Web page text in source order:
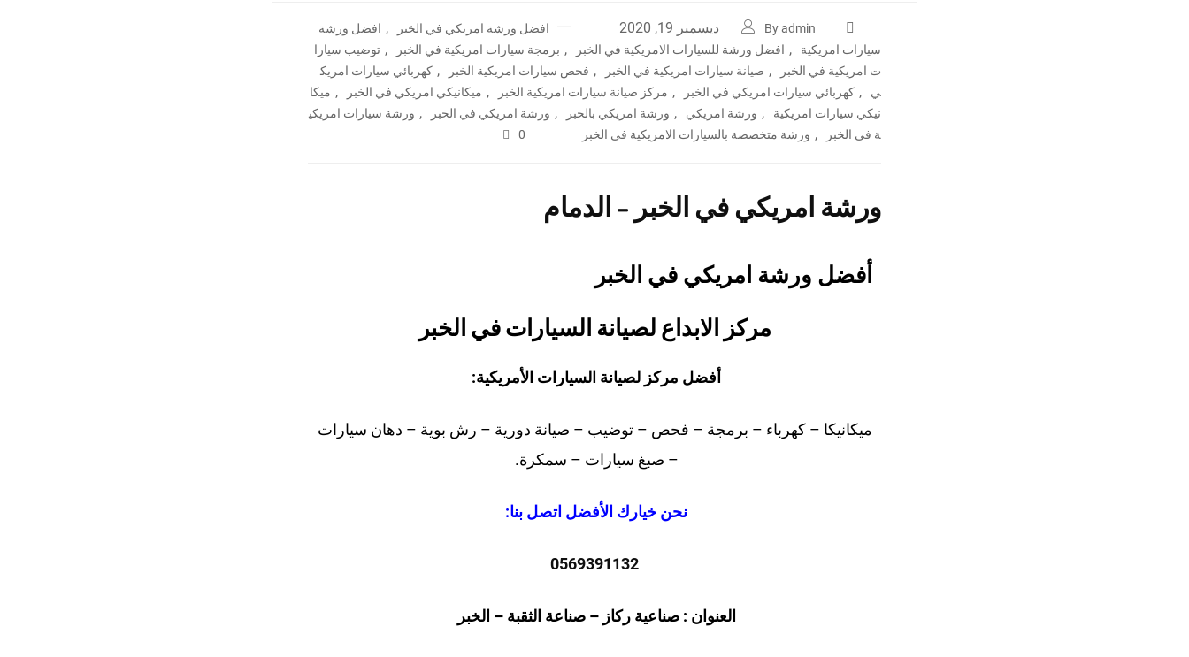
By admin ديسمبر 19, 2020 افضل ورشة امريكي في الخبر , افضل ورشة
سيارات امريكية
, افضل ورشة للسيارات الامريكية في الخبر , برمجة سيارات امريكية في الخبر , توضيب سيارا
ت امريكية في الخبر
, صيانة سيارات امريكية في الخبر , فحص سيارات امريكية الخبر , كهربائي سيارات امريك
ي
, كهربائي سيارات امريكي في الخبر , مركز صيانة سيارات امريكية الخبر , ميكانيكي امريكي في الخبر , ميكا
نيكي سيارات امريكية
, ورشة امريكي , ورشة امريكي بالخبر , ورشة امريكي في الخبر , ورشة سيارات امريكي
ة في الخبر
, ورشة متخصصة بالسيارات الامريكية في الخبر 0
ورشة امريكي في الخبر – الدمام
أفضل ورشة امريكي في الخبر
مركز الابداع لصيانة السيارات في الخبر
أفضل مركز لصيانة السيارات الأمريكية:
ميكانيكا – كهرباء – برمجة – فحص – توضيب – صيانة دورية – رش بوية – دهان سيارات
– صبغ سيارات – سمكرة.
نحن خيارك الأفضل اتصل بنا:
0569391132
العنوان : صناعية ركاز – صناعة الثقبة – الخبر